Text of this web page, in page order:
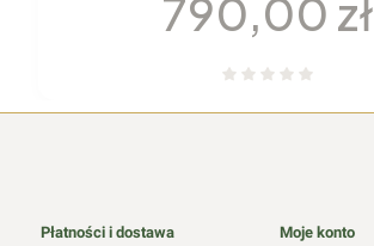
Cena
790,00 zł
Płatności i dostawa Moje konto